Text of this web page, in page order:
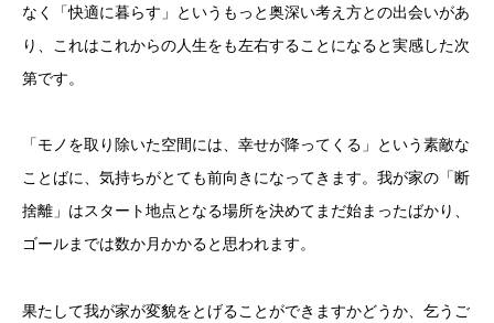
なく「快適に暮らす」というもっと奥深い考え方との出会いがあ
り、これはこれからの人生をも左右することになると実感した次
第です。
「モノを取り除いた空間には、幸せが降ってくる」という素敵な
ことばに、気持ちがとても前向きになってきます。我が家の「断
捨離」はスタート地点となる場所を決めてまだ始まったばかり、
ゴールまでは数か月かかると思われます。
果たして我が家が変貌をとげることができますかどうか、乞うご